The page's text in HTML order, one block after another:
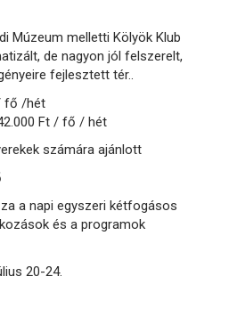
Múzeum melletti Kölyök Klub
de nagyon jól felszerelt,
fejlesztett tér..
fő /hét
Ft / fő / hét
számára ajánlott
a napi egyszeri kétfogásos
és a programok
20-24.